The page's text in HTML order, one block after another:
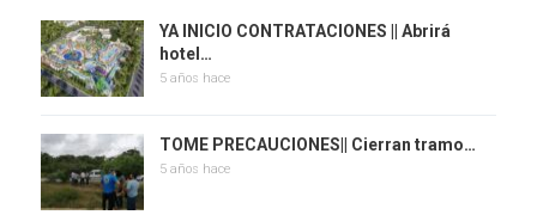
YA INICIO CONTRATACIONES || Abrirá
hotel…
5 años hace
TOME PRECAUCIONES|| Cierran tramo…
5 años hace